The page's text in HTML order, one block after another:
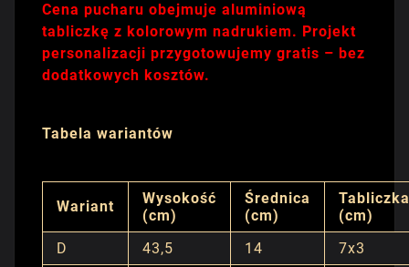
Cena pucharu obejmuje aluminiową
tabliczkę z kolorowym nadrukiem. Projekt
personalizacji przygotowujemy gratis – bez
dodatkowych kosztów.
Tabela wariantów
Wariant
Wysokość
(cm)
Średnica
(cm)
Tabliczka
(cm)
D
43,5 14
7x3